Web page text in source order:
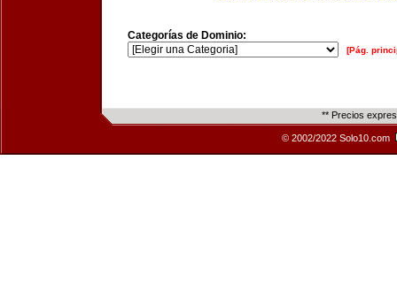
Categorías de Dominio:
[Pág.
** Precios
© 2002/2022 Solo10.com